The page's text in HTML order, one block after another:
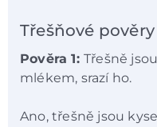
Třešňové pověry
Pověra 1: Třešně
mlékem, srazí ho.
Ano, třešně jsou